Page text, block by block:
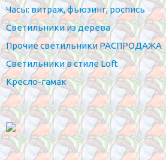
Часы: витраж, фьюзинг, роспись
Светильники из дерева
Прочие светильники РАСПРОДАЖА
Светильники в стиле Loft
Кресло-гамак